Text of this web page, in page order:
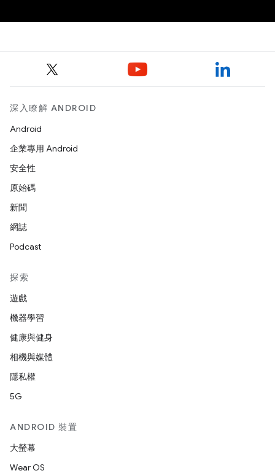
深入瞭解 ANDROID
Android
企業專用 Android
安全性
原始碼
新聞
網誌
Podcast
探索
遊戲
機器學習
健康與健身
相機與媒體
隱私權
5G
ANDROID 裝置
大螢幕
Wear OS